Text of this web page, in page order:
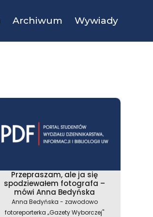
Archiwum Wywiady
Przepraszam, ale ja się
spodziewałem fotografa –
mówi Anna Bedyńska
Anna Bedyńska - zawodowo
fotoreporterka „Gazety Wyborczej"